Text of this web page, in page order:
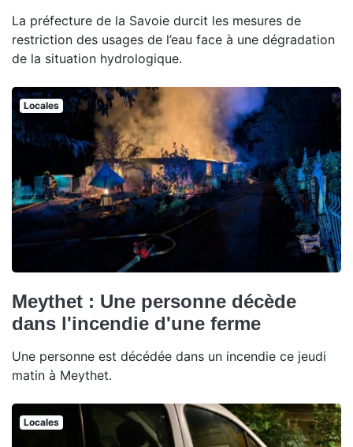
La préfecture de la Savoie durcit les mesures de
restriction des usages de l’eau face à une dégradation
de la situation hydrologique.
Locales
Meythet : Une personne décède
dans l'incendie d'une ferme
Une personne est décédée dans un incendie ce jeudi
matin à Meythet.
Locales